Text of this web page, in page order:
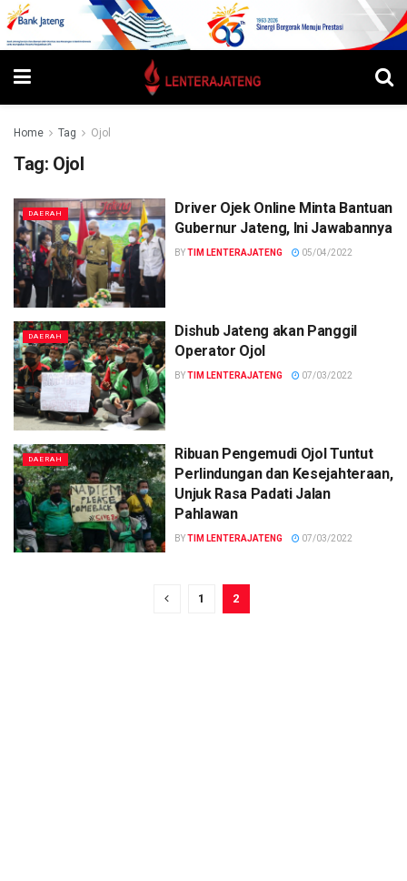
Home Tag Ojol
Tag: Ojol
DAERAH
Driver Ojek Online Minta Bantuan
Gubernur Jateng, Ini Jawabannya
BYTIM LENTERAJATENG 05/04/2022
DAERAH
Dishub Jateng akan Panggil
Operator Ojol
BYTIM LENTERAJATENG 07/03/2022
DAERAH
Ribuan Pengemudi Ojol Tuntut
Perlindungan dan Kesejahteraan,
Unjuk Rasa Padati Jalan
Pahlawan
BYTIM LENTERAJATENG 07/03/2022
1 2